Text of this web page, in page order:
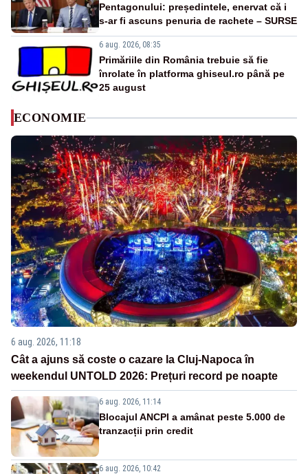
Pentagonului: președintele, enervat că i
s-ar fi ascuns penuria de rachete – SURSE
6 aug. 2026, 08:35
Primăriile din România trebuie să fie
înrolate în platforma ghiseul.ro până pe
25 august
ECONOMIE
6 aug. 2026, 11:18
Cât a ajuns să coste o cazare la Cluj-Napoca în
weekendul UNTOLD 2026: Prețuri record pe noapte
6 aug. 2026, 11:14
Blocajul ANCPI a amânat peste 5.000 de
tranzacții prin credit
6 aug. 2026, 10:42